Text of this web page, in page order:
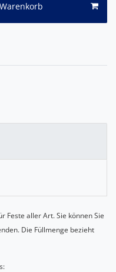
Feste aller Art. Sie können Sie
Die Füllmenge bezieht